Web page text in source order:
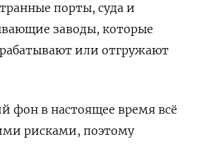
порты, суда и
заводы, которые
или отгружают
фон в настоящее время всё
рисками, поэтому